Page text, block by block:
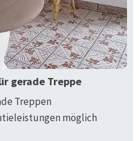
gerade Treppe
Treppen
möglich